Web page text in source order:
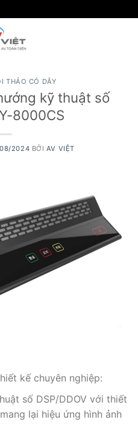
THẢO CÓ DÂY
kỹ thuật số
8000CS
2024 BỞI AV VIỆT
kế chuyên nghiệp:
số DSP/DDOV với thiết
lại hiệu ứng hình ảnh